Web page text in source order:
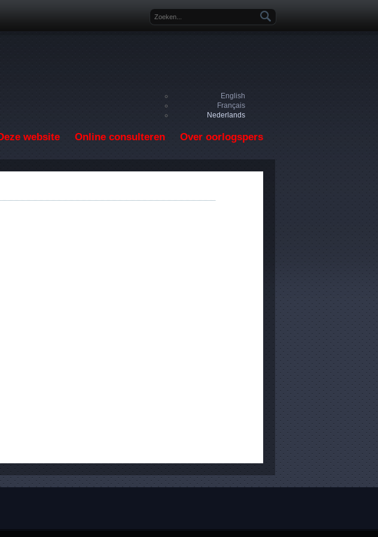
Zoekveld
English
Français
Nederlands
website Online consulteren Over oorlogspers